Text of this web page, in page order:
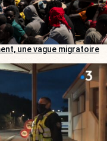
une vague migratoire